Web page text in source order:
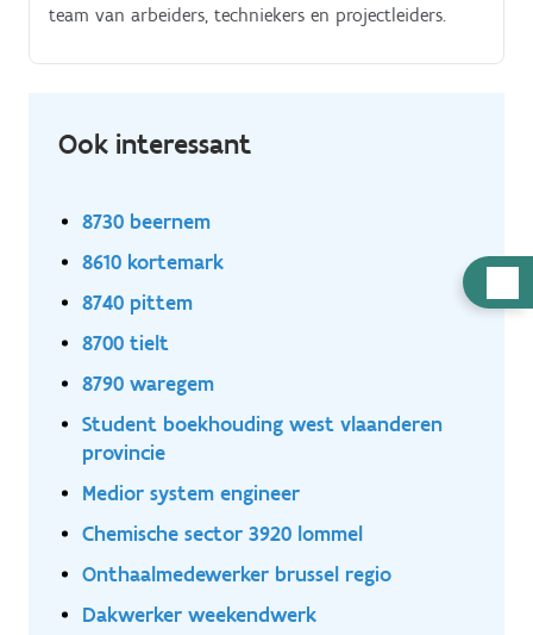
team van arbeiders, techniekers en projectleiders.
Ook interessant
8730 beernem
8610 kortemark
8740 pittem
8700 tielt
8790 waregem
Student boekhouding west vlaanderen
provincie
Medior system engineer
Chemische sector 3920 lommel
Onthaalmedewerker brussel regio
Dakwerker weekendwerk